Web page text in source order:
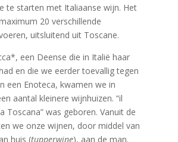
te starten met Italiaanse wijn. Het
20 verschillende
uitsluitend uit Toscane.
een Deense die in Italië haar
en die we eerder toevallig tegen
een Enoteca, kwamen we in
aantal kleinere wijnhuizen. “il
Toscana” was geboren. Vanuit de
we onze wijnen, door middel van
huis (tupperwine), aan de man.